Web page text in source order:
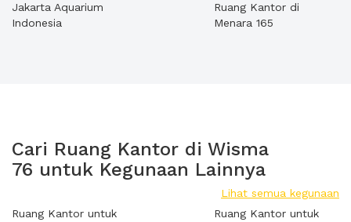
Jakarta Aquarium
Indonesia
Ruang Kantor di
Menara 165
Cari Ruang Kantor di Wisma
76 untuk Kegunaan Lainnya
Lihat semua kegunaan
Ruang Kantor untuk
Ruang Kantor untuk